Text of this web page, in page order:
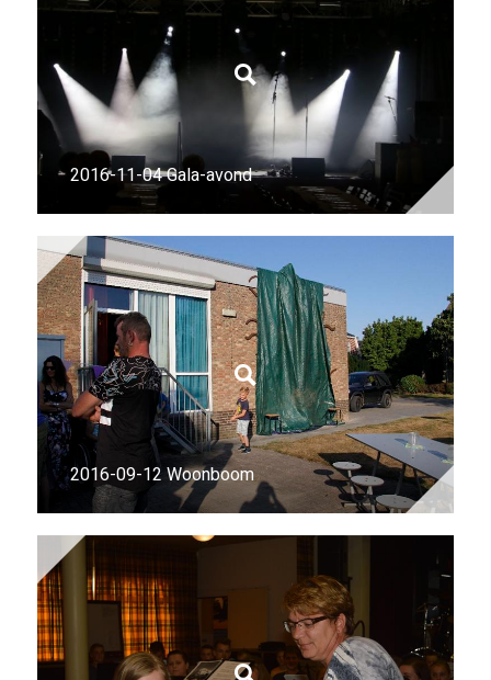
2016-11-04 Gala-avond
2016-09-12 Woonboom